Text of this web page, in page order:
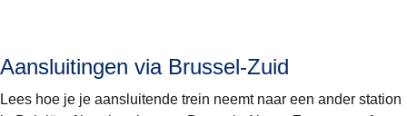
Aansluitingen via Brussel-Zuid
Lees hoe je je aansluitende trein neemt naar een ander station